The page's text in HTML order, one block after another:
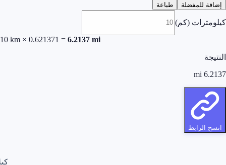
إضافة للمفضلة طباعة
كيلومترات (كم)
10 km × 0.621371 = 6.2137 mi
النتيجة
6.2137
mi
انسخ الرابط